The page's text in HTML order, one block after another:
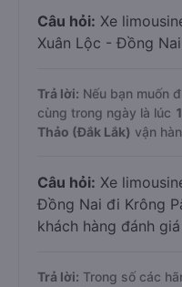
Câu hỏi: Xe
Xuân Lộc - Đồng
Trả lời: Nếu bạn muốn
cùng trong ngày là lúc
Thảo (Đắk Lắk) vận
Câu hỏi: Xe
Đồng Nai đi Krông
khách hàng đánh
Trả lời: Trong số các